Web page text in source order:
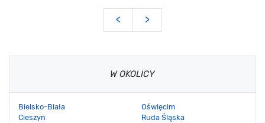
< >
W OKOLICY
Bielsko-Biała
Cieszyn
Oświęcim
Ruda Śląska